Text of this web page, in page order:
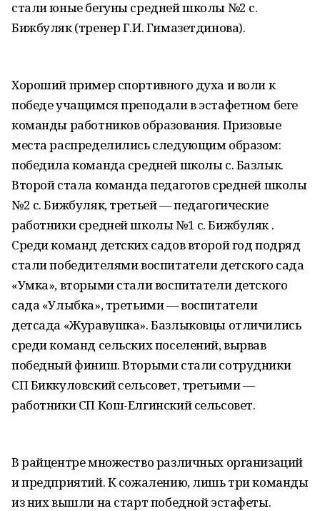
стали юные бегуны средней школы №2 с.
Бижбуляк (тренер Г.И. Гимазетдинова).
Хороший пример спортивного духа и воли к
победе учащимся преподали в эстафетном беге
команды работников образования. Призовые
места распределились следующим образом:
победила команда средней школы с. Базлык.
Второй стала команда педагогов средней школы
№2 с. Бижбуляк, третьей — педагогические
работники средней школы №1 с. Бижбуляк .
Среди команд детских садов второй год подряд
стали победителями воспитатели детского сада
«Умка», вторыми стали воспитатели детского
сада «Улыбка», третьими — воспитатели
детсада «Журавушка». Базлыковцы отличились
среди команд сельских поселений, вырвав
победный финиш. Вторыми стали сотрудники
СП Биккуловский сельсовет, третьими —
работники СП Кош-Елгинский сельсовет.
В райцентре множество различных организаций
и предприятий. К сожалению, лишь три команды
из них вышли на старт победной эстафеты.